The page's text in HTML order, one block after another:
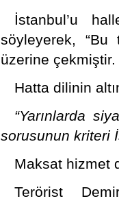
İstanbul’u
söyleyerek, “Bu
üzerine çekmiştir.
Hatta dilinin
“Yarınlarda
sorusunun kriteri
Maksat hizmet
Terörist